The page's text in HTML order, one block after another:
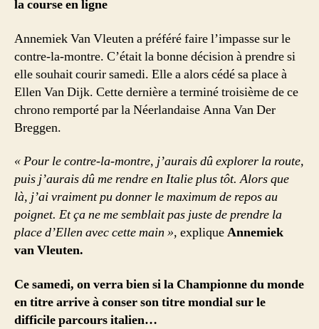
la course en ligne
Annemiek Van Vleuten a préféré faire l’impasse sur le
contre-la-montre. C’était la bonne décision à prendre si
elle souhait courir samedi. Elle a alors cédé sa place à
Ellen Van Dijk. Cette dernière a terminé troisième de ce
chrono remporté par la Néerlandaise Anna Van Der
Breggen.
« Pour le contre-la-montre, j’aurais dû explorer la route,
puis j’aurais dû me rendre en Italie plus tôt. Alors que
là, j’ai vraiment pu donner le maximum de repos au
poignet. Et ça ne me semblait pas juste de prendre la
place d’Ellen avec cette main », expliqueAnnemiek
van Vleuten.
Ce samedi, on verra bien si la Championne du monde
en titre arrive à conser son titre mondial sur le
difficile parcours italien…